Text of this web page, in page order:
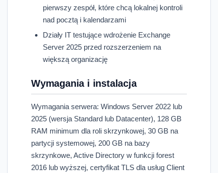
pierwszy zespół, które chcą lokalnej kontroli
nad pocztą i kalendarzami
Działy IT testujące wdrożenie Exchange
Server 2025 przed rozszerzeniem na
większą organizację
Wymagania i instalacja
Wymagania serwera: Windows Server 2022 lub
2025 (wersja Standard lub Datacenter), 128 GB
RAM minimum dla roli skrzynkowej, 30 GB na
partycji systemowej, 200 GB na bazy
skrzynkowe, Active Directory w funkcji forest
2016 lub wyższej, certyfikat TLS dla usług Client